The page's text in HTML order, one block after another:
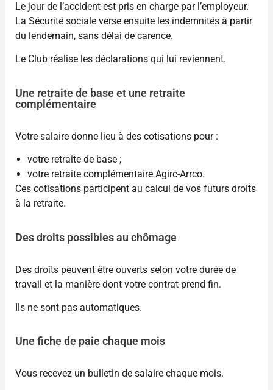
Le jour de l’accident est pris en charge par l’employeur.
La Sécurité sociale verse ensuite les indemnités à partir
du lendemain, sans délai de carence.
Le Club réalise les déclarations qui lui reviennent.
Une retraite de base et une retraite
complémentaire
Votre salaire donne lieu à des cotisations pour :
votre retraite de base ;
votre retraite complémentaire Agirc-Arrco.
Ces cotisations participent au calcul de vos futurs droits
à la retraite.
Des droits possibles au chômage
Des droits peuvent être ouverts selon votre durée de
travail et la manière dont votre contrat prend fin.
Ils ne sont pas automatiques.
Une fiche de paie chaque mois
Vous recevez un bulletin de salaire chaque mois.